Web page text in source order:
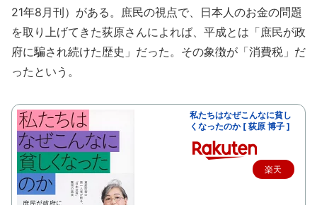
21年8月刊）がある。庶民の視点で、日本人のお金の問題
を取り上げてきた荻原さんによれば、平成とは「庶民が政
府に騙され続けた歴史」だった。その象徴が「消費税」だ
ったという。
私たちはなぜこんなに貧し
くなったのか [ 荻原 博子 ]
楽天